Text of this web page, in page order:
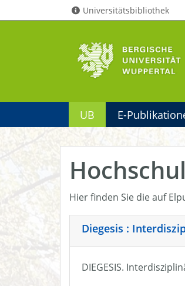
Universitätsbibliothek
UB E-
Hier finden Sie die auf
Diegesis :
DIEGESIS.